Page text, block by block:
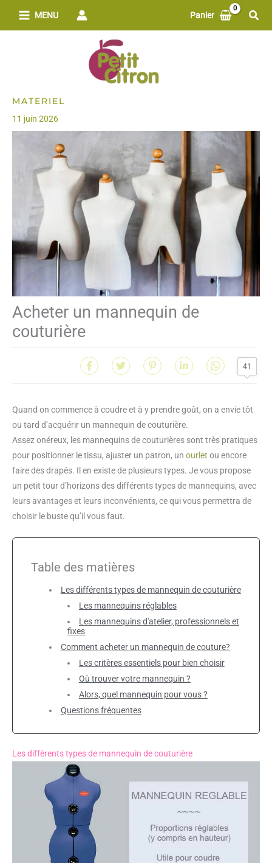
MENU Panier
MATERIEL
11 juin 2026
Acheter un mannequin de
couturière
41
Quand on commence à coudre et à y prendre goût, on a envie tôt
ou tard d’acquérir un mannequin de couturière.
Assez onéreux, les mannequins de couturières sont très pratiques
pour positionner le tissu, ajuster un patron, un ourlet ou encore
faire des drapés. Il en existe de plusieurs types. Je vous propose
un petit tour d’horizons des différents types de mannequins, avec
leurs avantages et leurs inconvénients, ce qui vous permettra de
choisir le buste qu’il vous faut.
Table des matières
Les différents types de mannequin de couturière
Les mannequins réglables
Les mannequins d'atelier, professionnels et
fixes
Comment acheter un mannequin de couture?
Les critères essentiels pour bien choisir
Où trouver votre mannequin ?
Alors, quel mannequin pour vous ?
Questions fréquentes
Les différents types de mannequin de couturière